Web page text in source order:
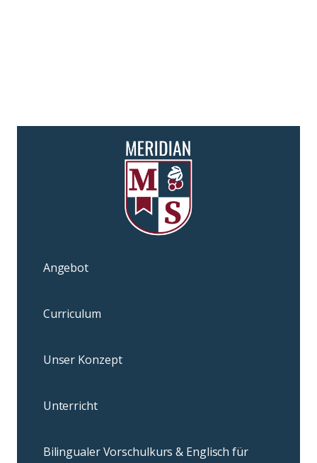
Angebot
Curriculum
Unser Konzept
Unterricht
Bilingualer Vorschulkurs & Englisch für